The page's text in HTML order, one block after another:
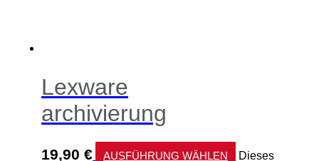
Lexware
archivierung
19,90 € AUSFÜHRUNG WÄHLEN
Dieses